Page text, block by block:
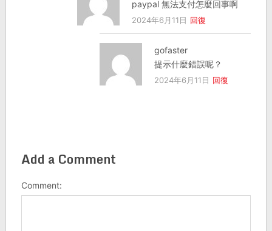
paypal 無法支付怎麼回事啊
2024年6月11日 回復
gofaster
提示什麼錯誤呢？
2024年6月11日 回復
Add a Comment
Comment: